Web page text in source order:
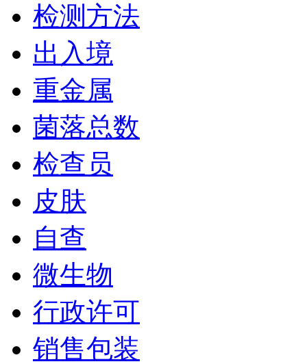
检测方法
出入境
重金属
菌落总数
检查员
皮肤
自查
微生物
行政许可
销售包装